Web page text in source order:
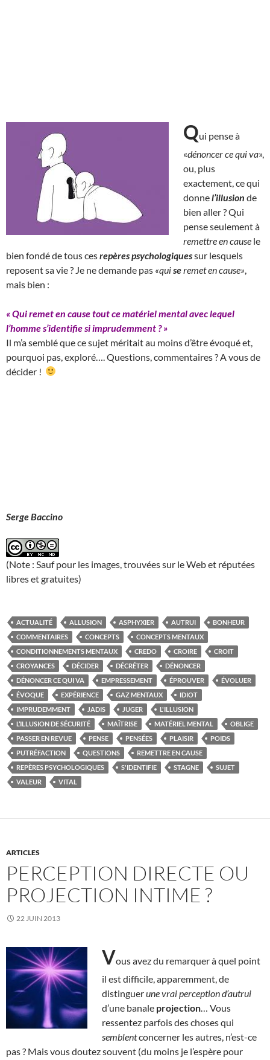
Qui pense à
«dénoncer ce qui va»,
ou, plus
exactement, ce qui
donnel’illusion de
bien aller ? Qui
pense seulement à
remettre en cause le
bien fondé de tous cesrepères psychologiquessur lesquels
reposent sa vie ? Je ne demande pas «quiseremet en cause»
mais bien :
« Qui remet en cause tout ce matériel mental avec lequel
l’homme s’identifie si imprudemment ? »
Il m’a semblé que ce sujet méritait au moins d’être évoqué et,
pourquoi pas, exploré…. Questions, commentaires ? A vous de
décider !
Serge Baccino
(Note : Sauf pour les images, trouvées sur le Web et réputées
libres et gratuites)
ACTUALITÉ ALLUSION ASPHYXIER AUTRUI
BONHEUR
COMMENTAIRES
CONCEPTS
CONCEPTS MENTAUX
CONDITIONNEMENTS MENTAUX
CREDO CROIRE
CROIT
CROYANCES
DÉCIDER DÉCRÉTER
DÉNONCER
DÉNONCER CE QUI VA
EMPRESSEMENT ÉPROUVER
ÉVOLUER
ÉVOQUE
EXPÉRIENCE GAZ MENTAUX
IDIOT
IMPRUDEMMENT
JADIS JUGER
L'ILLUSION
L’ILLUSION DE SÉCURITÉ
MAÎTRISE MATÉRIEL MENTAL
OBLIGE
PASSER EN REVUE
PENSE PENSÉES PLAISIR
POIDS
PUTRÉFACTION
QUESTIONS
REMETTRE EN CAUSE
REPÈRES PSYCHOLOGIQUES
S'IDENTIFIE STAGNE
SUJET
VALEUR
VITAL
ARTICLES
PERCEPTION DIRECTE OU
PROJECTION INTIME ?
22 JUIN 2013
Vous avez du remarquer à quel point
il est difficile, apparemment, de
distinguerune vrai perception d’autrui
d’une banale projection … Vous
ressentez parfois des choses qui
semblentconcerner les autres, n’est-ce
pas ? Mais vous doutez souvent (du moins je l’espère pour